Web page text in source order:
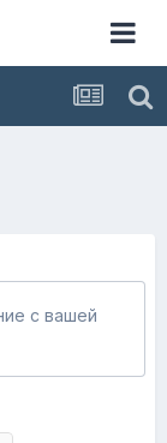
с вашей